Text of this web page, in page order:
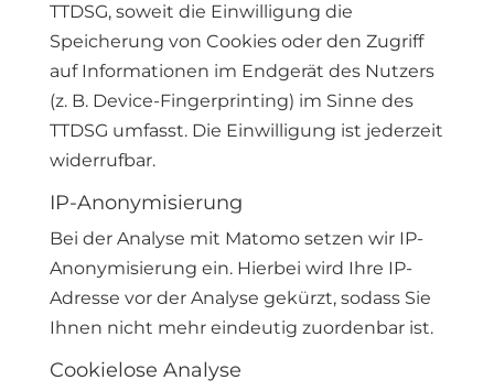
TTDSG, soweit die Einwilligung die
Speicherung von Cookies oder den Zugriff
auf Informationen im Endgerät des Nutzers
(z. B. Device-Fingerprinting) im Sinne des
TTDSG umfasst. Die Einwilligung ist jederzeit
widerrufbar.
IP-Anonymisierung
Bei der Analyse mit Matomo setzen wir IP-
Anonymisierung ein. Hierbei wird Ihre IP-
Adresse vor der Analyse gekürzt, sodass Sie
Ihnen nicht mehr eindeutig zuordenbar ist.
Cookielose Analyse